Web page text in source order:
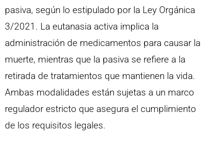
pasiva, según lo estipulado por la Ley Orgánica
3/2021. La eutanasia activa implica la
administración de medicamentos para causar la
muerte, mientras que la pasiva se refiere a la
retirada de tratamientos que mantienen la vida.
Ambas modalidades están sujetas a un marco
regulador estricto que asegura el cumplimiento
de los requisitos legales.